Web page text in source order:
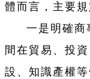
體而言，主要規
一是明確商
間在貿易、投
設、知識產權